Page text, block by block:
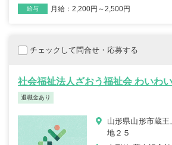
給与 月給：2,200円～2,500円
チェックして問合せ・応募する
社会福祉法人ざおう福祉会 わいわ
退職金あり
山形県山形市蔵
地２５